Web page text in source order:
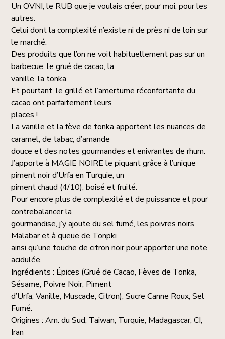
Un OVNI, le RUB que je voulais créer, pour moi, pour les
autres.
Celui dont la complexité n’existe ni de près ni de loin sur
le marché.
Des produits que l’on ne voit habituellement pas sur un
barbecue, le grué de cacao, la
vanille, la tonka.
Et pourtant, le grillé et l’amertume réconfortante du
cacao ont parfaitement leurs
places !
La vanille et la fève de tonka apportent les nuances de
caramel, de tabac, d’amande
douce et des notes gourmandes et enivrantes de rhum.
J’apporte à MAGIE NOIRE le piquant grâce à l’unique
piment noir d’Urfa en Turquie, un
piment chaud (4/10), boisé et fruité.
Pour encore plus de complexité et de puissance et pour
contrebalancer la
gourmandise, j’y ajoute du sel fumé, les poivres noirs
Malabar et à queue de Tonpki
ainsi qu’une touche de citron noir pour apporter une note
acidulée.
Ingrédients : Épices (Grué de Cacao, Fèves de Tonka,
Sésame, Poivre Noir, Piment
d’Urfa, Vanille, Muscade, Citron), Sucre Canne Roux, Sel
Fumé.
Origines : Am. du Sud, Taiwan, Turquie, Madagascar, CI,
Iran